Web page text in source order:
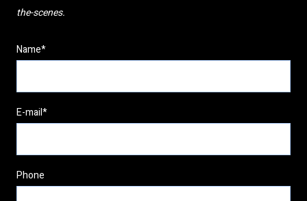
the-scenes.
Name*
E-mail*
Phone